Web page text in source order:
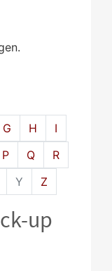
G H
I
P Q
R
Y Z
up